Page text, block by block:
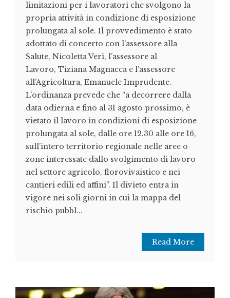
limitazioni per i lavoratori che svolgono la
propria attività in condizione di esposizione
prolungata al sole. Il provvedimento è stato
adottato di concerto con l’assessore alla
Salute, Nicoletta Verì, l’assessore al
Lavoro, Tiziana Magnacca e l’assessore
all’Agricoltura, Emanuele Imprudente.
L’ordinanza prevede che “a decorrere dalla
data odierna e fino al 31 agosto prossimo, è
vietato il lavoro in condizioni di esposizione
prolungata al sole, dalle ore 12.30 alle ore 16,
sull’intero territorio regionale nelle aree o
zone interessate dallo svolgimento di lavoro
nel settore agricolo, florovivaistico e nei
cantieri edili ed affini”. Il divieto entra in
vigore nei soli giorni in cui la mappa del
rischio pubbl...
Read More